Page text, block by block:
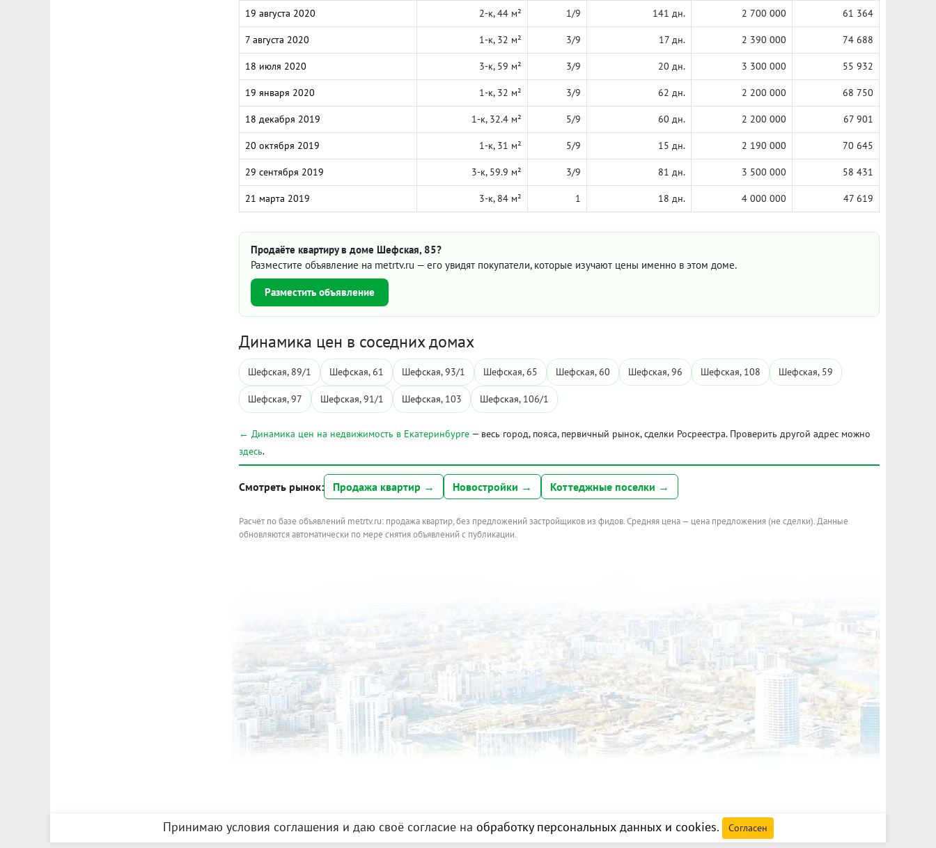
19 августа 2020 2-к, 44 м² 1/9 141 дн. 2 700 000 61 364
7 августа 2020 1-к, 32 м² 3/9 17 дн. 2 390 000 74 688
18 июля 2020 3-к, 59 м² 3/9 20 дн. 3 300 000 55 932
19 января 2020 1-к, 32 м² 3/9 62 дн. 2 200 000 68 750
18 декабря 2019 1-к, 32.4 м² 5/9 60 дн. 2 200 000 67 901
20 октября 2019 1-к, 31 м² 5/9 15 дн. 2 190 000 70 645
29 сентября 2019 3-к, 59.9 м² 3/9 81 дн. 3 500 000 58 431
21 марта 2019 3-к, 84 м² 1 18 дн. 4 000 000 47 619
Продаёте квартиру в доме Шефская, 85?
Разместите объявление на metrtv.ru — его увидят покупатели, которые изучают цены именно в этом доме.
Разместить объявление
Динамика цен в соседних домах
Шефская, 89/1 Шефская, 61 Шефская, 93/1 Шефская, 65 Шефская, 60 Шефская, 96 Шефская, 108 Шефская, 59
Шефская, 97 Шефская, 91/1 Шефская, 103 Шефская, 106/1
← Динамика цен на недвижимость в Екатеринбурге — весь город, пояса, первичный рынок, сделки Росреестра. Проверить другой адрес можно
здесь.
Смотреть рынок: Продажа квартир → Новостройки → Коттеджные поселки →
Расчёт по базе объявлений metrtv.ru: продажа квартир, без предложений застройщиков из фидов. Средняя цена — цена предложения (не сделки). Данные
обновляются автоматически по мере снятия объявлений с публикации.
Принимаю условия соглашения и даю своё согласие на обработку персональных данных и cookies. Согласен